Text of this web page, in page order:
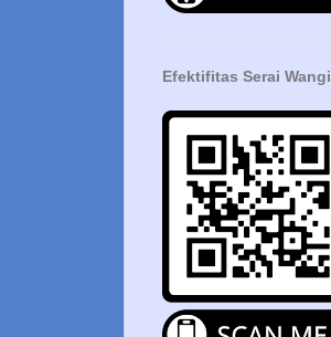
Efektifitas Serai Wangi